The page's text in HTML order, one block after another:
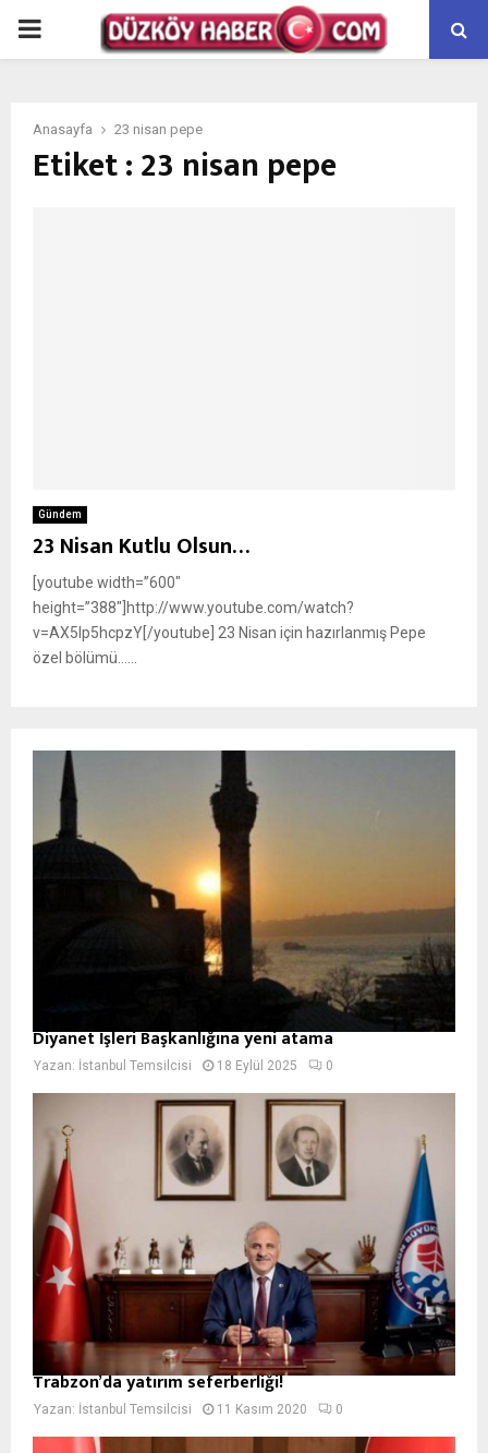
PRIMARY
Anasayfa 23 nisan pepe
Etiket : 23 nisan pepe
Gündem
23 Nisan Kutlu Olsun…
[youtube width=”600″
height=”388″]http://www.youtube.com/watch?
v=AX5Ip5hcpzY[/youtube] 23 Nisan için hazırlanmış Pepe
özel bölümü…...
Diyanet İşleri Başkanlığına yeni atama
Yazan: İstanbul Temsilcisi 18 Eylül 2025 0
Trabzon’da yatırım seferberliği!
Yazan: İstanbul Temsilcisi 11 Kasım 2020 0